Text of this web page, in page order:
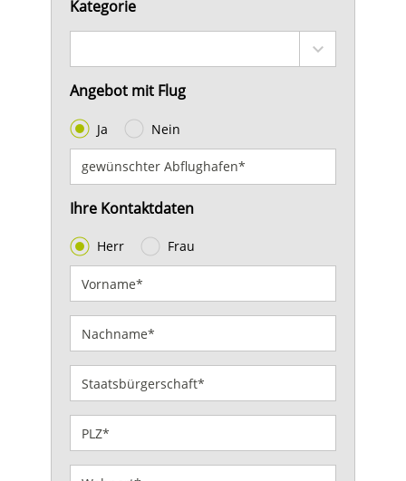
Kategorie
Angebot mit Flug
Ja Nein
Ihre Kontaktdaten
Herr Frau